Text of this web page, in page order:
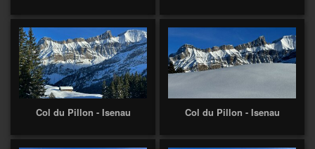
Col du Pillon - Isenau Col du Pillon - Isenau